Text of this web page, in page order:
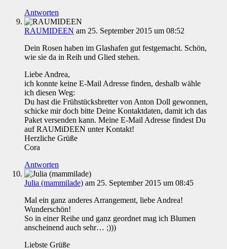
Antworten
RAUMIDEEN am 25. September 2015 um 08:52
Dein Rosen haben im Glashafen gut festgemacht. Schön,
wie sie da in Reih und Glied stehen.
Liebe Andrea,
ich konnte keine E-Mail Adresse finden, deshalb wähle
ich diesen Weg:
Du hast die Frühstücksbretter von Anton Doll gewonnen,
schicke mir doch bitte Deine Kontaktdaten, damit ich das
Paket versenden kann. Meine E-Mail Adresse findest Du
auf RAUMiDEEN unter Kontakt!
Herzliche Grüße
Cora
Antworten
Julia (mammilade) am 25. September 2015 um 08:45
Mal ein ganz anderes Arrangement, liebe Andrea!
Wunderschön!
So in einer Reihe und ganz geordnet mag ich Blumen
anscheinend auch sehr… ;)))
Liebste Grüße